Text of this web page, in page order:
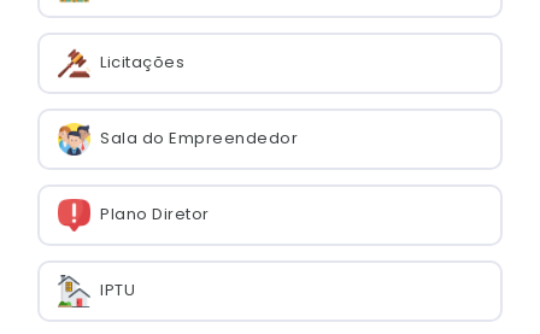
Licitações
Sala do Empreendedor
Plano Diretor
IPTU